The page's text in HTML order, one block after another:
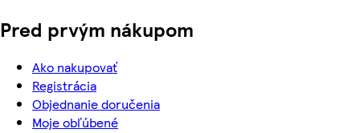
Pred prvým nákupom
Ako nakupovať
Registrácia
Objednanie doručenia
Moje obľúbené